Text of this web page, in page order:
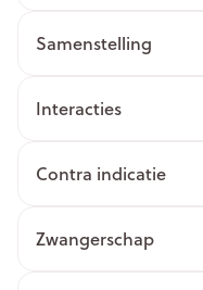
Samenstelling
Interacties
Contra indicatie
Zwangerschap